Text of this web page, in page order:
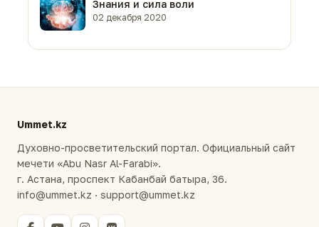
Знания и сила воли
02 декабря 2020
Ummet.kz
Духовно-просветительский портал. Официальный сайт
мечети «Abu Nasr Al-Farabi».
г. Астана, проспект Кабанбай батыра, 36.
info@ummet.kz · support@ummet.kz